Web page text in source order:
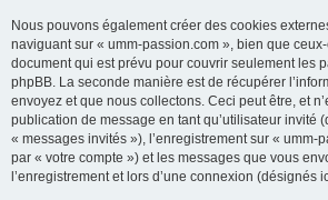
Nous pouvons également créer des cookies
naviguant sur « umm-passion.com », bien que
document qui est prévu pour couvrir seulement les
phpBB. La seconde manière est de récupérer
envoyez et que nous collectons. Ceci peut être, et
publication de message en tant qu’utilisateur invité
« messages invités »), l’enregistrement sur « umm-
par « votre compte ») et les messages que vous
l’enregistrement et lors d’une connexion (désignés